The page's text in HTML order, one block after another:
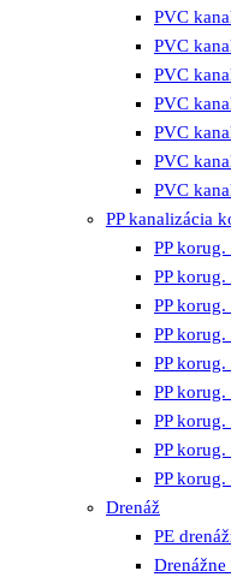
PVC
PVC
PVC
PVC
PVC
PVC
PVC
PP kanalizácia
PP
PP
PP
PP
PP
PP
PP
PP
PP korug.
Drenáž
PE